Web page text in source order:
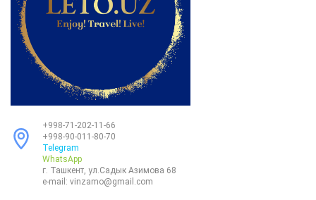
+998-71-202-11-66
+998-90-011-80-70
Telegram
WhatsApp
г. Ташкент, ул.Садык Азимова 68
e-mail: vinzamo@gmail.com